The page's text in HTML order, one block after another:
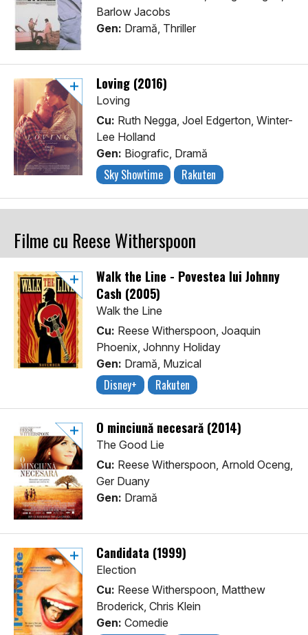
Barlow Jacobs
Gen: Dramă, Thriller
Loving (2016)
Loving
Cu: Ruth Negga, Joel Edgerton, Winter-
Lee Holland
Gen: Biografic, Dramă
Sky Showtime Rakuten
Filme cu Reese Witherspoon
Walk the Line - Povestea lui Johnny
Cash (2005)
Walk the Line
Cu: Reese Witherspoon, Joaquin
Phoenix, Johnny Holiday
Gen: Dramă, Muzical
Disney+ Rakuten
O minciună necesară (2014)
The Good Lie
Cu: Reese Witherspoon, Arnold Oceng,
Ger Duany
Gen: Dramă
Candidata (1999)
Election
Cu: Reese Witherspoon, Matthew
Broderick, Chris Klein
Gen: Comedie